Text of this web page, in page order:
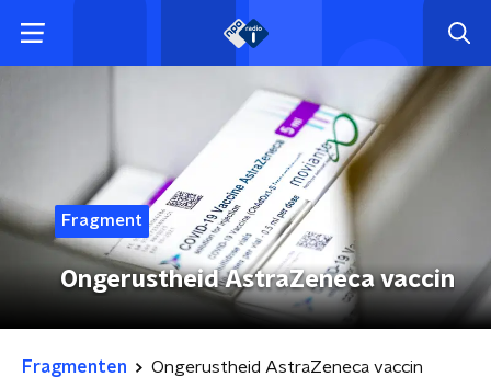
Fragment
Ongerustheid AstraZeneca vaccin
Fragmenten Ongerustheid AstraZeneca vaccin